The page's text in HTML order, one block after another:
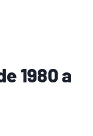
1980 a